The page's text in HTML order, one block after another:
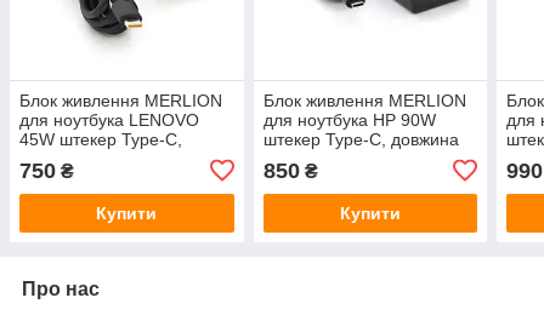
Блок живлення MERLION
для ноутбука LENOVO
45W штекер Type-C,
живлення
750 ₴
Купити
Блок живлення MERLION
для ноутбука HP 90W
штекер Type-C, довжина
0,9м + кабель живлення
850₴
Купити
для
990
Про нас